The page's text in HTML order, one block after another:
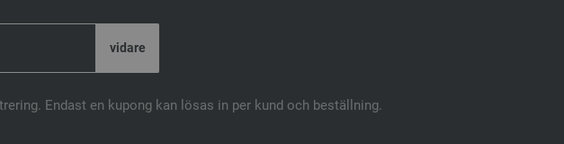
Endast en kupong kan lösas in per kund och beställning.